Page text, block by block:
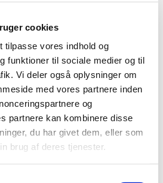
cookies
tilpasse vores indhold og
funktioner til sociale medier og til
Vi deler også oplysninger om
med vores partnere inden
og
partnere kan kombinere disse
du har givet dem, eller som
brug af deres tjenester.
tilskuddet, da
med indhold af
får ikke generelt
tilskud
besluttet, at Duzallo, der
af lesinurad og allopurinol,